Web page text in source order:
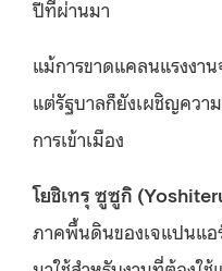
ปีที่ผ่านมา
แม้การขาดแคลนแรงงา
แต่รัฐบาลก็ยังเผชิญควา
การเข้าเมือง
โยชิเทรุ ซูซูกิ
ภาคพื้นดินของเจแปนแ